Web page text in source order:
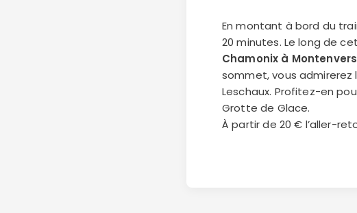
En montant à bord du
20 minutes. Le long de
Chamonix à Montenvers
sommet, vous admirerez
Leschaux. Profitez-en
Grotte de Glace.
À partir de 20 € l’aller-